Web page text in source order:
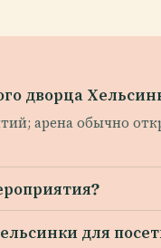
дворца
арена обычно
для